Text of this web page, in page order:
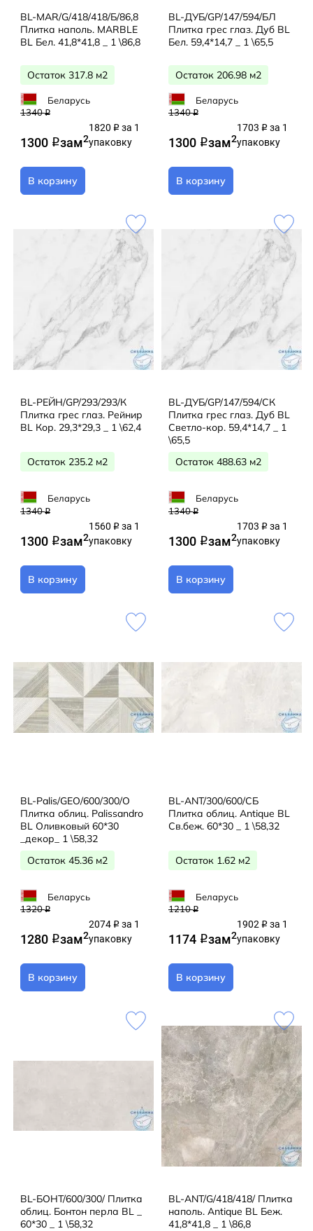
BL-MAR/G/418/418/Б/86,8
Плитка наполь. MARBLE
BL Бел. 41,8*41,8 _ 1 \86,8
Остаток 317.8 м2
Беларусь
1340q
1300 qзам2
1820 q за 1
упаковку
В корзину
BL-ДУБ/GP/147/594/БЛ
Плитка грес глаз. Дуб BL
Бел. 59,4*14,7 _ 1 \65,5
Остаток 206.98 м2
Беларусь
1340q
1300 qзам2
1703 q за 1
упаковку
В корзину
BL-РЕЙН/GP/293/293/К
Плитка грес глаз. Рейнир
BL Кор. 29,3*29,3 _ 1 \62,4
Остаток 235.2 м2
Беларусь
1340q
1300 qзам2
1560 q за 1
упаковку
В корзину
BL-ДУБ/GP/147/594/СК
Плитка грес глаз. Дуб BL
Светло-кор. 59,4*14,7 _ 1
\65,5
Остаток 488.63 м2
Беларусь
1340q
1300 qзам2
1703 q за 1
упаковку
В корзину
BL-Palis/GEO/600/300/О
Плитка облиц. Palissandro
BL Оливковый 60*30
_декор_ 1 \58,32
Остаток 45.36 м2
Беларусь
1320q
1280 qзам2
2074 q за 1
упаковку
В корзину
BL-ANT/300/600/СБ
Плитка облиц. Antique BL
Св.беж. 60*30 _ 1 \58,32
Остаток 1.62 м2
Беларусь
1210q
1174 qзам2
1902 q за 1
упаковку
В корзину
BL-БОНТ/600/300/ Плитка
облиц. Бонтон перла BL _
60*30 _ 1 \58,32
BL-ANT/G/418/418/ Плитка
наполь. Antique BL Беж.
41,8*41,8 _ 1 \86,8